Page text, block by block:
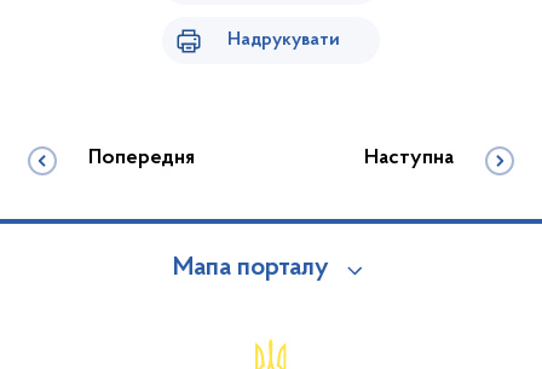
Надрукувати
Попередня Наступна
Мапа порталу